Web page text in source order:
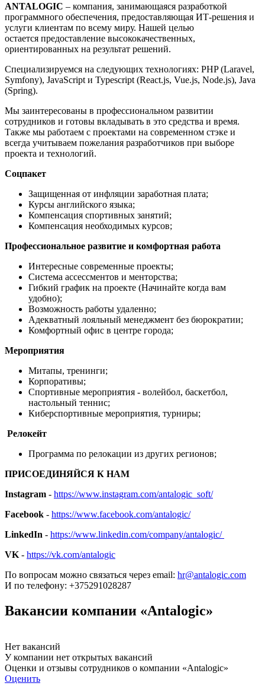
ANTALOGIC – компания, занимающаяся разработкой
программного обеспечения, предоставляющая ИТ-решения и
услуги клиентам по всему миру. Нашей целью
остается предоставление высококачественных,
ориентированных на результат решений.
Специализируемся на следующих технологиях: PHP (Laravel,
Symfony), JavaScript и Typescript (React.js, Vue.js, Node.js), Java
(Spring).
Мы заинтересованы в профессиональном развитии
сотрудников и готовы вкладывать в это средства и время.
Также мы работаем с проектами на современном стэке и
всегда учитываем пожелания разработчиков при выборе
проекта и технологий.
Соцпакет
Защищенная от инфляции заработная плата;
Курсы английского языка;
Компенсация спортивных занятий;
Компенсация необходимых курсов;
Профессиональное развитие и комфортная работа
Интересные современные проекты;
Система ассессментов и менторства;
Гибкий график на проекте (Начинайте когда вам
удобно);
Возможность работы удаленно;
Адекватный лояльный менеджмент без бюрократии;
Комфортный офис в центре города;
Мероприятия
Митапы, тренинги;
Корпоративы;
Спортивные мероприятия - волейбол, баскетбол,
настольный теннис;
Киберспортивные мероприятия, турниры;
Релокейт
Программа по релокации из других регионов;
ПРИСОЕДИНЯЙСЯ К НАМ
Instagram - https://www.instagram.com/antalogic_soft/
Facebook - https://www.facebook.com/antalogic/
LinkedIn - https://www.linkedin.com/company/antalogic/
VK - https://vk.com/antalogic
По вопросам можно связаться через email: hr@antalogic.com
И по телефону: +375291028287
Вакансии компании «Antalogic»
Нет вакансий
У компании нет открытых вакансий
Оценки и отзывы сотрудников о компании «Antalogic»
Оценить